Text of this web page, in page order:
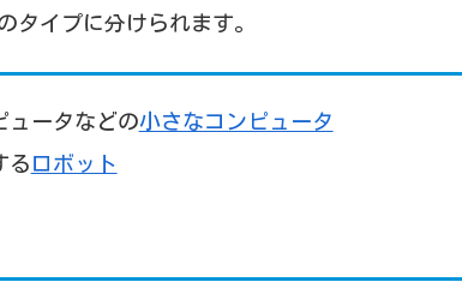
タイプに分けられます。
ュータなどの小さなコンピュータ
る ロボット